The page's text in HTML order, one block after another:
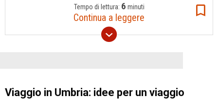
Tempo di lettura: 6 minuti
Continua a leggere
Viaggio in Umbria: idee per un viaggio